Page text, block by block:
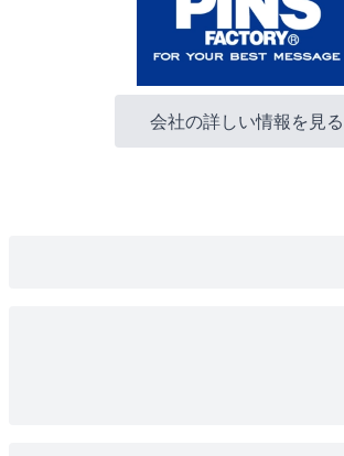
会社の詳しい情報を見る